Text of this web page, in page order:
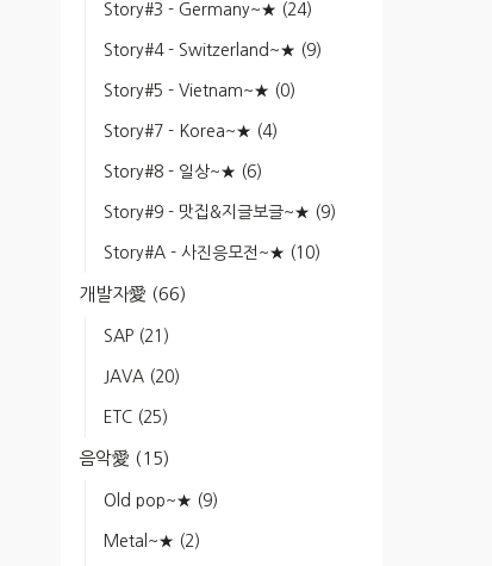
Story#3 - Germany~★ (24)
Story#4 - Switzerland~★ (9)
Story#5 - Vietnam~★ (0)
Story#7 - Korea~★ (4)
Story#8 - 일상~★ (6)
Story#9 - 맛집&지글보글~★ (9)
Story#A - 사진응모전~★ (10)
개발자愛 (66)
SAP (21)
JAVA (20)
ETC (25)
음악愛 (15)
Old pop~★ (9)
Metal~★ (2)